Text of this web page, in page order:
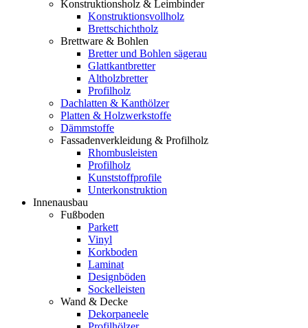
Konstruktionsholz & Leimbinder
Konstruktionsvollholz
Brettschichtholz
Brettware & Bohlen
Bretter und Bohlen sägerau
Glattkantbretter
Altholzbretter
Profilholz
Dachlatten & Kanthölzer
Platten & Holzwerkstoffe
Dämmstoffe
Fassadenverkleidung & Profilholz
Rhombusleisten
Profilholz
Kunststoffprofile
Unterkonstruktion
Innenausbau
Fußboden
Parkett
Vinyl
Korkboden
Laminat
Designböden
Sockelleisten
Wand & Decke
Dekorpaneele